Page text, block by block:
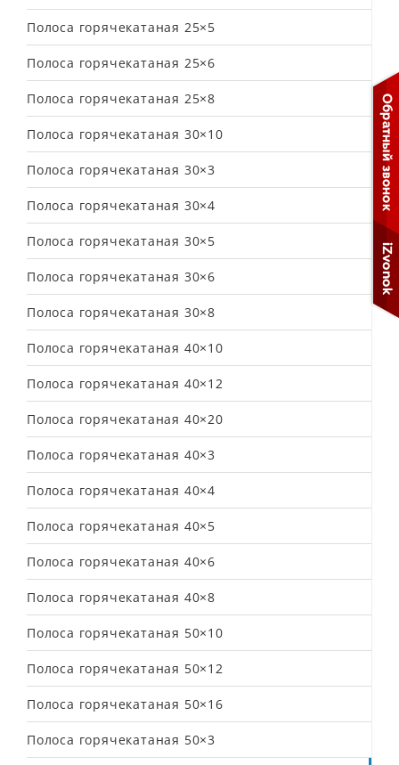
Полоса горячекатаная 25×5
Полоса горячекатаная 25×6
Полоса горячекатаная 25×8
Полоса горячекатаная 30×10
Полоса горячекатаная 30×3
Полоса горячекатаная 30×4
Полоса горячекатаная 30×5
Полоса горячекатаная 30×6
Полоса горячекатаная 30×8
Полоса горячекатаная 40×10
Полоса горячекатаная 40×12
Полоса горячекатаная 40×20
Полоса горячекатаная 40×3
Полоса горячекатаная 40×4
Полоса горячекатаная 40×5
Полоса горячекатаная 40×6
Полоса горячекатаная 40×8
Полоса горячекатаная 50×10
Полоса горячекатаная 50×12
Полоса горячекатаная 50×16
Полоса горячекатаная 50×3